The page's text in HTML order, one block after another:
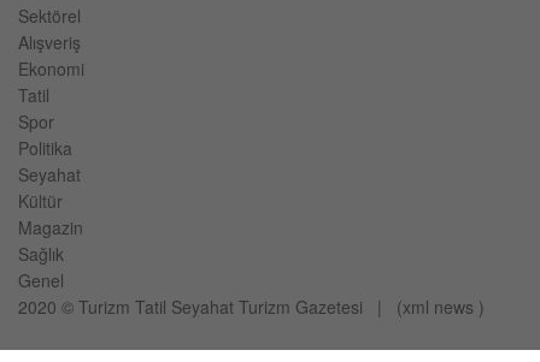
Sektörel
Alışveriş
Ekonomi
Tatil
Spor
Politika
Seyahat
Kültür
Magazin
Sağlık
Genel
2020 © Turizm Tatil Seyahat Turizm Gazetesi | (xml news )